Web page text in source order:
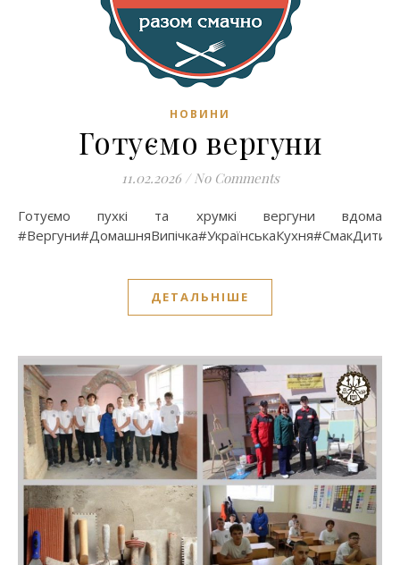
НОВИНИ
Готуємо вергуни
11.02.2026 / No Comments
Готуємо пухкі та хрумкі вергуни вдома
ДЕТАЛЬНІШЕ